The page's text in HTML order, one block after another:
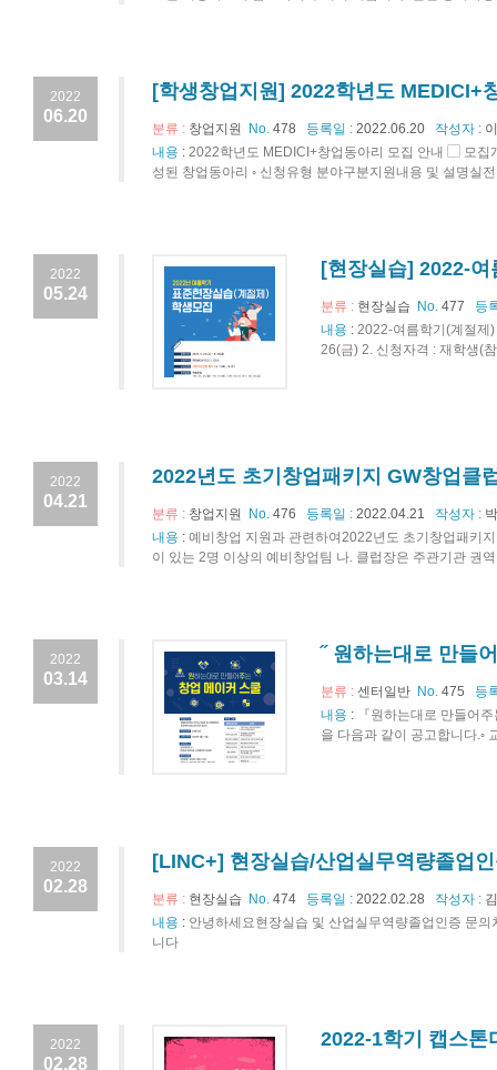
2022
06.20
[학생창업지원] 2022학년도 MEDICI+
분류 : 창업지원 No. 478 등록일 : 2022.06.20 작성자 :
내용 : 2022학년도 MEDICI+창업동아리 모집 안내 ▢ 모집
성된 창업동아리 ◦ 신청유형 분야구분지원내용 및 설명실
2022
05.24
[현장실습] 2022-
분류 : 현장실습 No. 477
등
내용 : 2022-여름학기(계절제
26(금) 2. 신청자격 : 재학생(
2022
04.21
2022년도 초기창업패키지 GW창업클
분류 : 창업지원 No. 476 등록일 : 2022.04.21 작성자 :
내용 : 예비창업 지원과 관련하여2022년도 초기창업패키
이 있는 2명 이상의 예비창업팀 나. 클럽장은 주관기관 권
2022
03.14
˝ 원하는대로 만들
분류 : 센터일반 No. 475
등
내용 :
『원하는대로 만들어
을 다음과 같이 공고합니다.◦
2022
02.28
[LINC+] 현장실습/산업실무역량졸업
분류 : 현장실습 No. 474 등록일 : 2022.02.28 작성자 :
내용 : 안녕하세요현장실습 및 산업실무역량졸업인증 문
니다
2022
02.28
2022-1학기 캡스톤